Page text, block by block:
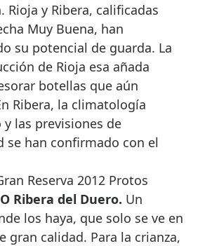
Rioja y Ribera, calificadas
Muy Buena, han
su potencial de guarda. La
de Rioja esa añada
botellas que aún
Ribera, la climatología
y las previsiones de
se han confirmado con el
Reserva 2012 Protos
Ribera del Duero. Un
los haya, que solo se ve en
gran calidad. Para la crianza,